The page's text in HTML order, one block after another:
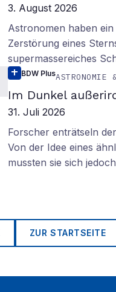
3. August 2026
Astronomen haben
Zerstörung eines
supermassereiches
BDW PlusASTRONOMIE
Im Dunkel
31. Juli 2026
Forscher enträtseln
Von der Idee eines
mussten sie sich
ZUR STARTSEITE